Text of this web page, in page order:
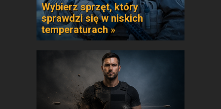
Wybierz sprzęt, który
sprawdzi się w niskich
temperaturach »